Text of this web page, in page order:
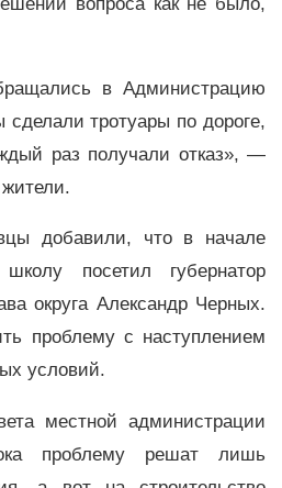
в Администрацию
тротуары по дороге,
раз получали отказ», —
добавили, что в начале
посетил губернатор
округа Александр Черных.
проблему с наступлением
условий.
местной администрации
проблему решат лишь